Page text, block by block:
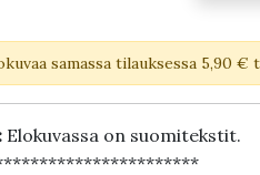
samassa tilauksessa 5,90
Elokuvassa on suomitekstit.